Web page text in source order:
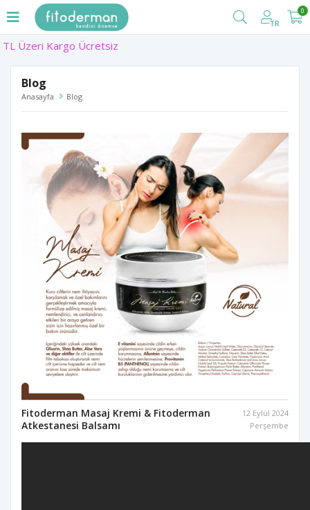
TR
0
Blog
Anasayfa Blog
Fitoderman Masaj Kremi & Fitoderman
Atkestanesi Balsamı
12 Eylül 2024
Perşembe